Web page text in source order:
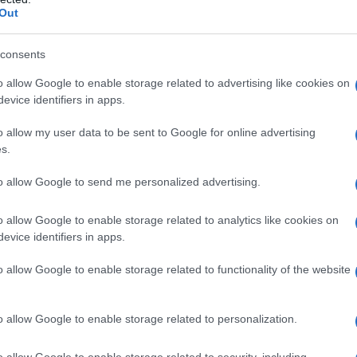
allow Google to enable storage related to advertising like cookies on
identifiers in apps.
allow my user data to be sent to Google for online advertising
allow Google to send me personalized advertising.
allow Google to enable storage related to analytics like cookies on
identifiers in apps.
allow Google to enable storage related to functionality of the website
allow Google to enable storage related to personalization.
όλων των ανθρώπων και των συνεργατών μας στην
την «Πρόοδο για την Ανθρωπότητα» και
Hyundai Motor Company.
λύσεων κινητικότητας, η εταιρεία επιταχύνει